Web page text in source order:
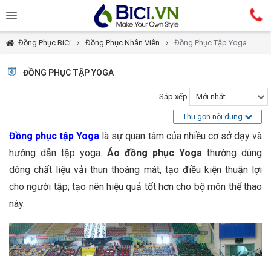
Đồng Phục BiCi Đồng Phục Nhân Viên Đồng Phục Tập Yoga
ĐỒNG PHỤC TẬP YOGA
Sắp xếp Mới nhất
Thu gọn nội dung
Đồng phục tập Yoga là sự quan tâm của nhiều cơ sở dạy và
hướng dẫn tập yoga. Áo đồng phục Yoga thường dùng
dòng chất liệu vải thun thoáng mát, tạo điều kiện thuận lợi
cho người tập; tạo nên hiệu quả tốt hơn cho bộ môn thể thao
này.